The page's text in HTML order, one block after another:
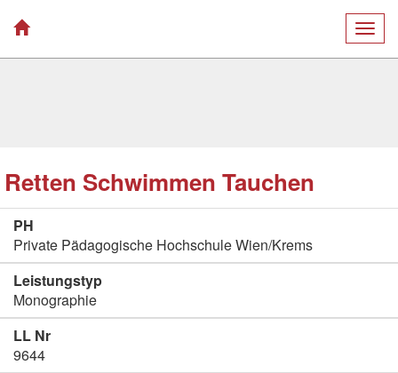
Retten Schwimmen Tauchen
PH
Private Pädagogische Hochschule Wien/Krems
Leistungstyp
Monographie
LL Nr
9644